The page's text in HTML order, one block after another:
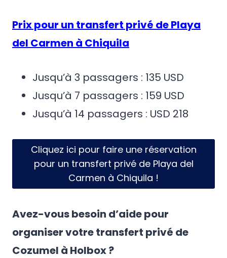
Prix pour un transfert privé de Playa
del Carmen à Chiquila
Jusqu’à 3 passagers : 135 USD
Jusqu’à 7 passagers : 159 USD
Jusqu’à 14 passagers : USD 218
Cliquez ici pour faire une réservation
pour un transfert privé de Playa del
Carmen à Chiquila !
Avez-vous besoin d’aide pour
organiser votre transfert privé de
Cozumel à Holbox ?